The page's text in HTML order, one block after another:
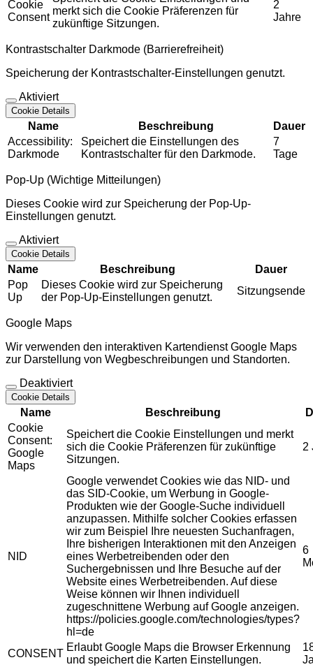
Cookie
Consent
merkt sich die Cookie Präferenzen für
zukünftige Sitzungen.
2
Jahre
Kontrastschalter Darkmode (Barrierefreiheit)
Speicherung der Kontrastschalter-Einstellungen genutzt.
Aktiviert
Cookie Details
Name Beschreibung
Dauer
Accessibility:
Darkmode
Speichert die Einstellungen des
Kontrastschalter für den Darkmode.
7
Tage
Pop-Up (Wichtige Mitteilungen)
Dieses Cookie wird zur Speicherung der Pop-Up-
Einstellungen genutzt.
Aktiviert
Cookie Details
Name Beschreibung
Dauer
Pop
Up
Dieses Cookie wird zur Speicherung
der Pop-Up-Einstellungen genutzt.
Sitzungsende
Google Maps
Wir verwenden den interaktiven Kartendienst Google Maps
zur Darstellung von Wegbeschreibungen und Standorten.
Deaktiviert
Cookie Details
Name Beschreibung
Cookie
Consent:
Google
Maps
Speichert die Cookie Einstellungen und merkt
sich die Cookie Präferenzen für zukünftige
Sitzungen.
2
NID
Google verwendet Cookies wie das NID- und
das SID-Cookie, um Werbung in Google-
Produkten wie der Google-Suche individuell
anzupassen. Mithilfe solcher Cookies erfassen
wir zum Beispiel Ihre neuesten Suchanfragen,
Ihre bisherigen Interaktionen mit den Anzeigen
eines Werbetreibenden oder den
Suchergebnissen und Ihre Besuche auf der
Website eines Werbetreibenden. Auf diese
Weise können wir Ihnen individuell
zugeschnittene Werbung auf Google anzeigen.
https://policies.google.com/technologies/types?
hl=de
6
CONSENT
Erlaubt Google Maps die Browser Erkennung
und speichert die Karten Einstellungen.